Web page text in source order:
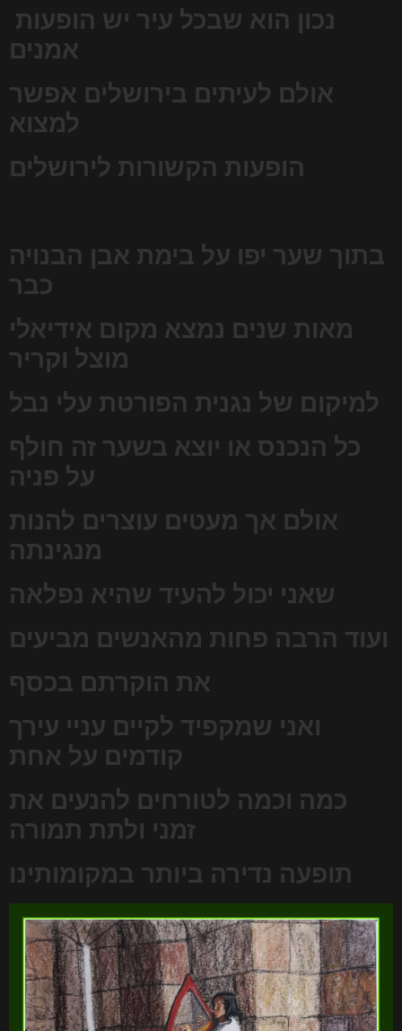
אמנים
אולם לעיתים בירושלים אפשר
למצוא
הופעות הקשורות לירושלים
בתוך שער יפו על בימת אבן הבנויה
כבר
מאות שנים נמצא מקום אידיאלי
מוצל וקריר
למיקום של נגנית הפורטת עלי נבל
כל הנכנס או יוצא בשער זה חולף
על פניה
אולם אך מעטים עוצרים להנות
מנגינתה
שאני יכול להעיד שהיא נפלאה
ועוד הרבה פחות מהאנשים מביעים
את הוקרתם בכסף
ואני שמקפיד לקיים עניי עירך
קודמים על אחת
כמה וכמה לטורחים להנעים את
זמני ולתת תמורה
תופעה נדירה ביותר במקומותינו